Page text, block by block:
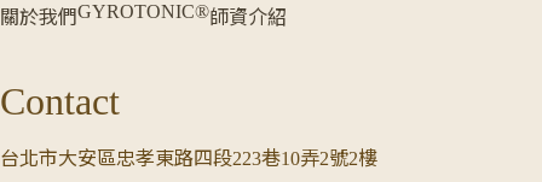
關於我們GYROTONIC®師資介紹
Contact
台北市大安區忠孝東路四段223巷10弄2號2樓